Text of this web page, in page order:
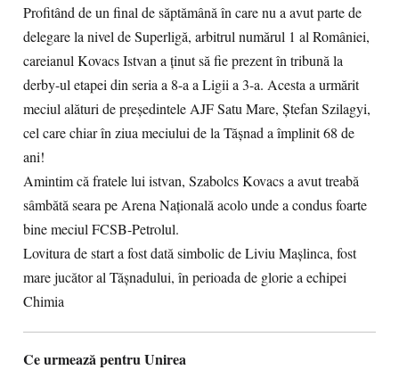
Profitând de un final de săptămână în care nu a avut parte de
delegare la nivel de Superligă, arbitrul numărul 1 al României,
careianul Kovacs Istvan a ținut să fie prezent în tribună la
derby-ul etapei din seria a 8-a a Ligii a 3-a. Acesta a urmărit
meciul alături de președintele AJF Satu Mare, Ștefan Szilagyi,
cel care chiar în ziua meciului de la Tășnad a împlinit 68 de
ani!
Amintim că fratele lui istvan, Szabolcs Kovacs a avut treabă
sâmbătă seara pe Arena Națională acolo unde a condus foarte
bine meciul FCSB-Petrolul.
Lovitura de start a fost dată simbolic de Liviu Mașlinca, fost
mare jucător al Tășnadului, în perioada de glorie a echipei
Chimia
Ce urmează pentru Unirea